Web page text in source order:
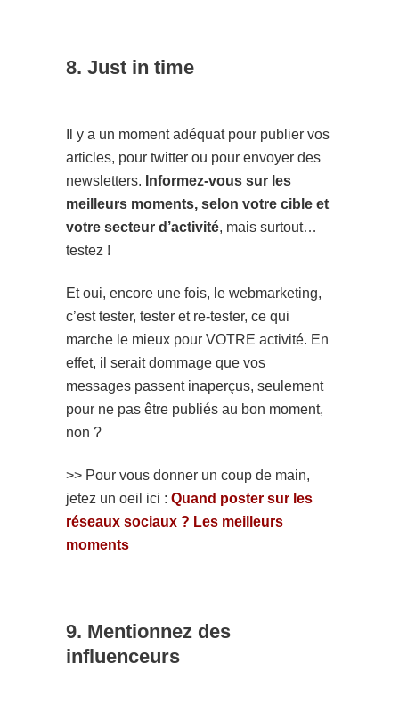
8. Just in time
Il y a un moment adéquat pour publier vos
articles, pour twitter ou pour envoyer des
newsletters. Informez-vous sur les
meilleurs moments, selon votre cible et
votre secteur d’activité, mais surtout…
testez !
Et oui, encore une fois, le webmarketing,
c’est tester, tester et re-tester, ce qui
marche le mieux pour VOTRE activité. En
effet, il serait dommage que vos
messages passent inaperçus, seulement
pour ne pas être publiés au bon moment,
non ?
>> Pour vous donner un coup de main,
jetez un oeil ici : Quand poster sur les
réseaux sociaux ? Les meilleurs
moments
9. Mentionnez des
influenceurs